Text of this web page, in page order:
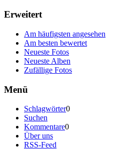
Erweitert
Am häufigsten angesehen
Am besten bewertet
Neueste Fotos
Neueste Alben
Zufällige Fotos
Menü
Schlagwörter0
Suchen
Kommentare0
Über uns
RSS-Feed